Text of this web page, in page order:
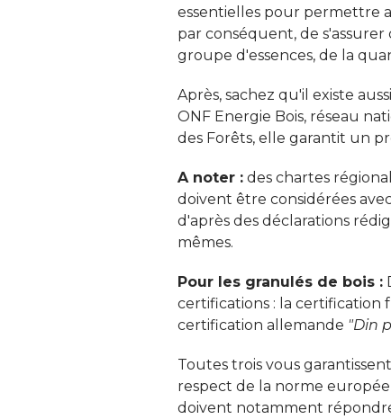
essentielles pour permettre
par conséquent, de
groupe d'essences, de la
Après, sachez qu'il existe
ONF Energie Bois, réseau
des Forêts, elle garantit un
A noter : des chartes
doivent être considérées
d'après des déclarations
mêmes.
Pour les granulés de bois :
certifications : la certification
certification allemande "Din
Toutes trois vous
respect de la norme
doivent notamment